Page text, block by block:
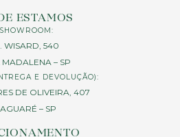
ESTAMOS
SHOWROOM:
WISARD, 540
MADALENA – SP
E DEVOLUÇÃO):
DE OLIVEIRA, 407
– SP